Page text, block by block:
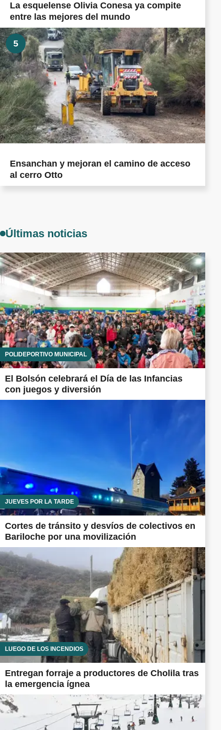
La esquelense Olivia Conesa ya compite
entre las mejores del mundo
5
Ensanchan y mejoran el camino de acceso
al cerro Otto
Últimas noticias
POLIDEPORTIVO MUNICIPAL
El Bolsón celebrará el Día de las Infancias
con juegos y diversión
JUEVES POR LA TARDE
Cortes de tránsito y desvíos de colectivos en
Bariloche por una movilización
LUEGO DE LOS INCENDIOS
Entregan forraje a productores de Cholila tras
la emergencia ígnea